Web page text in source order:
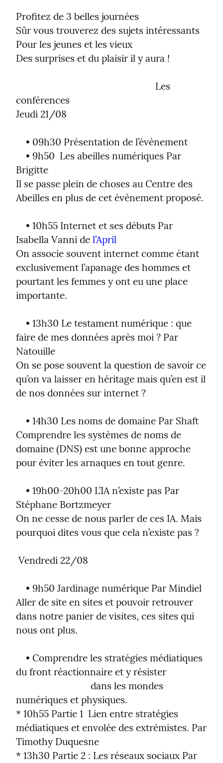
Profitez de 3 belles journées
Sûr vous trouverez des sujets intéressants
Pour les jeunes et les vieux
Des surprises et du plaisir il y aura !
conférences
Jeudi 21/08
Brigitte
Il se passe plein de choses au Centre des
Abeilles en plus de cet évènement proposé.
Isabella Vanni de l’April
On associe souvent internet comme étant
exclusivement l’apanage des hommes et
pourtant les femmes y ont eu une place
importante.
faire de mes données après moi ? Par
Natouille
On se pose souvent la question de savoir ce
qu’on va laisser en héritage mais qu’en est il
de nos données sur internet ?
Comprendre les systèmes de noms de
domaine (DNS) est une bonne approche
pour éviter les arnaques en tout genre.
Stéphane Bortzmeyer
On ne cesse de nous parler de ces IA. Mais
pourquoi dites vous que cela n’existe pas ?
Vendredi 22/08
Aller de site en sites et pouvoir retrouver
dans notre panier de visites, ces sites qui
nous ont plus.
du front réactionnaire et y résister
numériques et physiques.
* 10h55 Partie 1  Lien entre stratégies
médiatiques et envolée des extrémistes. Par
Timothy Duquesne
* 13h30 Partie 2 : Les réseaux sociaux Par